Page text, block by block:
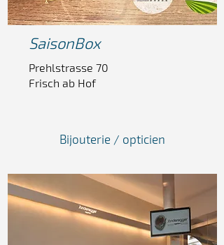
SaisonBox
Prehlstrasse 70
Frisch ab Hof
Bijouterie / opticien